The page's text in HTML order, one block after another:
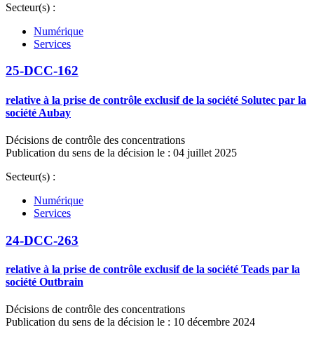
Secteur(s) :
Numérique
Services
25-DCC-162
relative à la prise de contrôle exclusif de la société Solutec par la
société Aubay
Décisions de contrôle des concentrations
Publication du sens de la décision le : 04 juillet 2025
Secteur(s) :
Numérique
Services
24-DCC-263
relative à la prise de contrôle exclusif de la société Teads par la
société Outbrain
Décisions de contrôle des concentrations
Publication du sens de la décision le : 10 décembre 2024